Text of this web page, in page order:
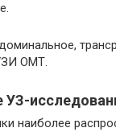
ОМТ.
УЗ-
наиболее